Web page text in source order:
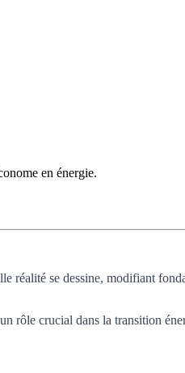
en énergie.
réalité se dessine, modifiant
rôle crucial dans la transition